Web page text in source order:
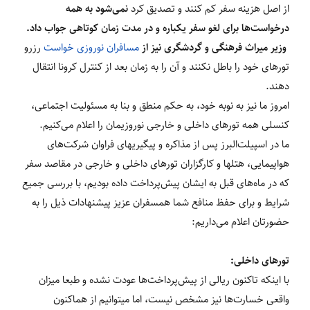
از اصل هزینه سفر کم کنند و تصدیق کردنمی‌شود به همه
درخواست‌ها برای لغو سفر یکباره و در مدت زمان کوتاهی جواب داد.
وزیر میراث فرهنگی و گردشگری نیز از مسافران نوروزی خواست رزرو
تورهای خود را باطل نکنند و آن را به زمان بعد از کنترل کرونا انتقال
دهند.
امروز ما نیز به نوبه خود، به حکم منطق و بنا به مسئولیت اجتماعی،
کنسلی همه تورهای داخلی و خارجی نوروزی‎مان را اعلام می‌کنیم.
ما در اسپیلت‌البرز پس از مذاکره و پیگیری‎های فراوان شرکت‌های
هواپیمایی، هتل‎ها و کارگزاران تورهای داخلی و خارجی در مقاصد سفر
که در ماه‌های قبل به ایشان پیش‌پرداخت داده بودیم، با بررسی جمیع
شرایط و برای حفظ منافع شما همسفران عزیز پیشنهادات ذیل را به
حضورتان اعلام می‌داریم:
تورهای داخلی:
با اینکه تاکنون ریالی از پیش‌پرداخت‌ها عودت نشده و طبعا میزان
واقعی خسارت‌ها نیز مشخص نیست، اما می‎توانیم از هم‎اکنون